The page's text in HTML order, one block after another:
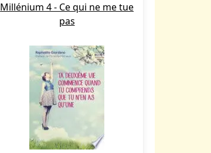
Millénium 4 - Ce qui ne me tue
pas